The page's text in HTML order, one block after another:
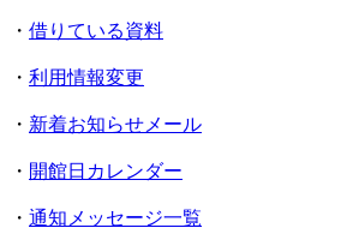
・ 借りている資料
・ 利用情報変更
・ 新着お知らせメール
・ 開館日カレンダー
・ 通知メッセージ一覧